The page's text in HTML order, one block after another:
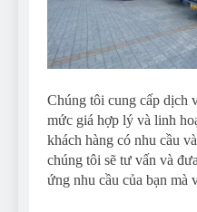
Chúng tôi cung cấp dịch
mức giá hợp lý và linh
khách hàng có nhu cầu
chúng tôi sẽ tư vấn và
ứng nhu cầu của bạn mà